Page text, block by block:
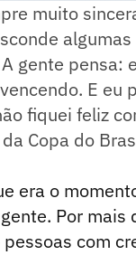
muito
gente pensa:
E eu
fiquei feliz
Copa do
era o
Por mais
com